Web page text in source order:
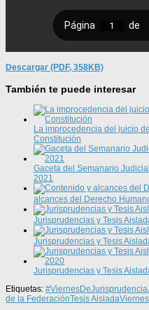
Descargar (PDF, 358KB)
También te puede interesar
La improcedencia del juicio
Constitución
Gaceta del Semanario
2021
alcances del Derecho
Jurisprudencias y Tesis
Jurisprudencias y Tesis
Jurisprudencias y Tesis
Etiquetas: #ViernesDeJurisprudencia
de la FederaciónTesis Aislada